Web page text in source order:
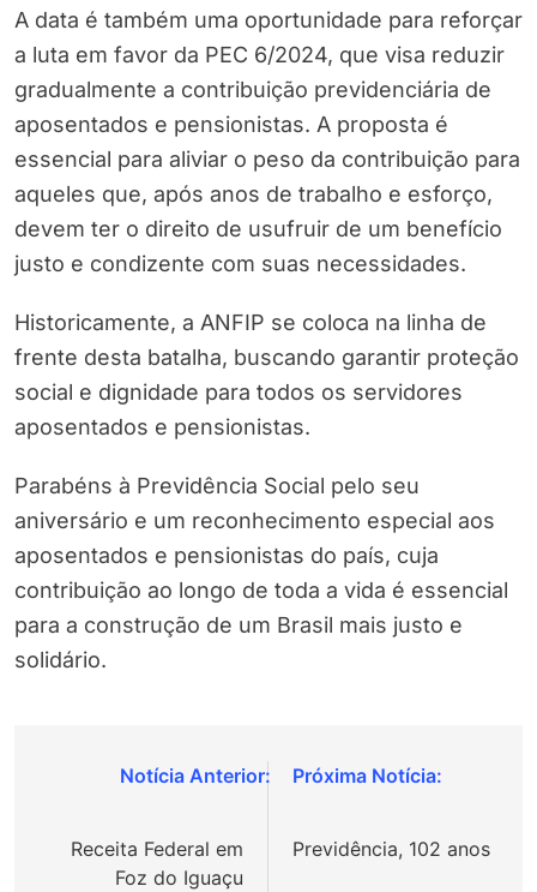
A data é também uma oportunidade para reforçar
a luta em favor da PEC 6/2024, que visa reduzir
gradualmente a contribuição previdenciária de
aposentados e pensionistas. A proposta é
essencial para aliviar o peso da contribuição para
aqueles que, após anos de trabalho e esforço,
devem ter o direito de usufruir de um benefício
justo e condizente com suas necessidades.
Historicamente, a ANFIP se coloca na linha de
frente desta batalha, buscando garantir proteção
social e dignidade para todos os servidores
aposentados e pensionistas.
Parabéns à Previdência Social pelo seu
aniversário e um reconhecimento especial aos
aposentados e pensionistas do país, cuja
contribuição ao longo de toda a vida é essencial
para a construção de um Brasil mais justo e
solidário.
Navegação
Post
Receita Federal em
Foz do Iguaçu
Previdência, 102 anos